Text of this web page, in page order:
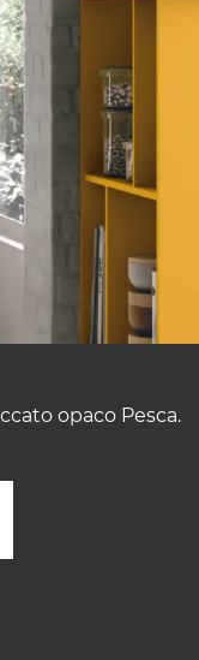
opaco Pesca.